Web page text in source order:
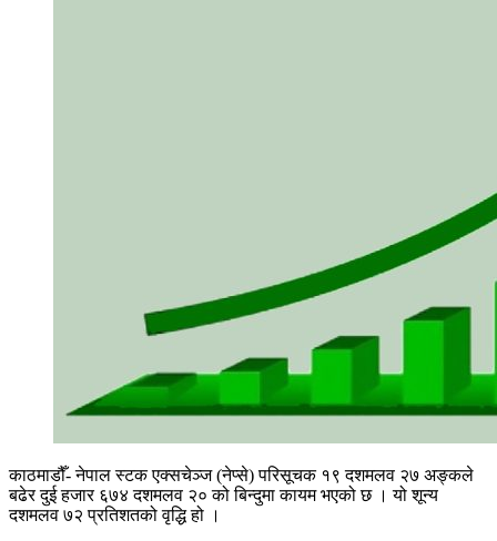
काठमाडौँ- नेपाल स्टक एक्सचेञ्ज (नेप्से) परिसूचक १९ दशमलव २७ अङ्कले
बढेर दुई हजार ६७४ दशमलव २० को बिन्दुमा कायम भएको छ । यो शून्य
दशमलव ७२ प्रतिशतको वृद्धि हो ।